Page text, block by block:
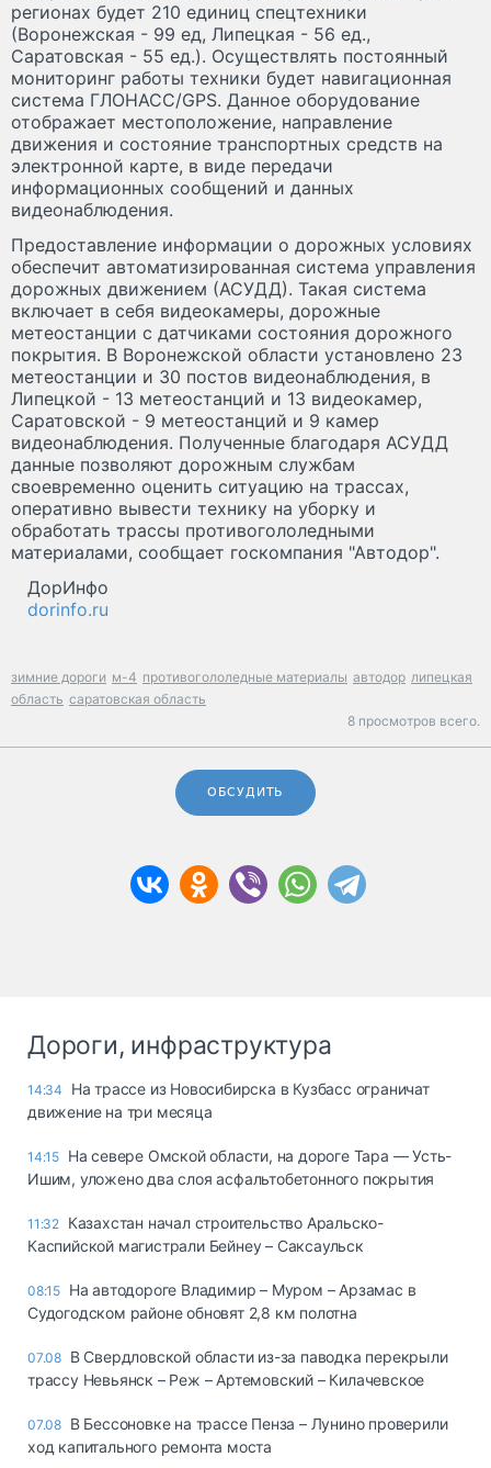
регионах будет 210 единиц спецтехники
(Воронежская - 99 ед, Липецкая - 56 ед.,
Саратовская - 55 ед.). Осуществлять постоянный
мониторинг работы техники будет навигационная
система ГЛОНАСС/GPS. Данное оборудование
отображает местоположение, направление
движения и состояние транспортных средств на
электронной карте, в виде передачи
информационных сообщений и данных
видеонаблюдения.
Предоставление информации о дорожных условиях
обеспечит автоматизированная система управления
дорожных движением (АСУДД). Такая система
включает в себя видеокамеры, дорожные
метеостанции с датчиками состояния дорожного
покрытия. В Воронежской области установлено 23
метеостанции и 30 постов видеонаблюдения, в
Липецкой - 13 метеостанций и 13 видеокамер,
Саратовской - 9 метеостанций и 9 камер
видеонаблюдения. Полученные благодаря АСУДД
данные позволяют дорожным службам
своевременно оценить ситуацию на трассах,
оперативно вывести технику на уборку и
обработать трассы противогололедными
материалами, сообщает госкомпания "Автодор".
ДорИнфо
dorinfo.ru
зимние дороги м-4 противогололедные материалы автодор липецкая
область саратовская область
8 просмотров всего.
ОБСУДИТЬ
Дороги, инфраструктура
14:34
На трассе из Новосибирска в Кузбасс ограничат
движение на три месяца
14:15 На севере Омской области, на дороге Тара — Усть-
Ишим, уложено два слоя асфальтобетонного покрытия
11:32 Казахстан начал строительство Аральско-
Каспийской магистрали Бейнеу – Саксаульск
08:15 На автодороге Владимир – Муром – Арзамас в
Судогодском районе обновят 2,8 км полотна
07.08 В Свердловской области из-за паводка перекрыли
трассу Невьянск – Реж – Артемовский – Килачевское
07.08 В Бессоновке на трассе Пенза – Лунино проверили
ход капитального ремонта моста